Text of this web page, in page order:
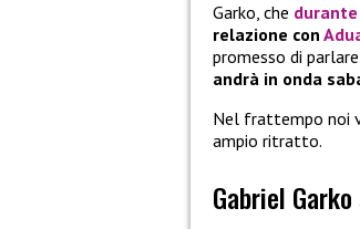
Garko, che
relazione con
promesso di
andrà in onda
Nel frattempo noi
ampio ritratto.
Gabriel